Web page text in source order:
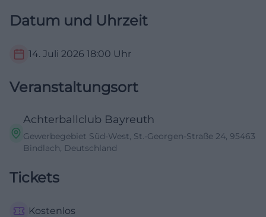
Datum und Uhrzeit
14. Juli 2026 18:00 Uhr
Veranstaltungsort
Achterballclub Bayreuth
Gewerbegebiet Süd-West, St.-Georgen-Straße 24, 95463
Bindlach, Deutschland
Tickets
Kostenlos